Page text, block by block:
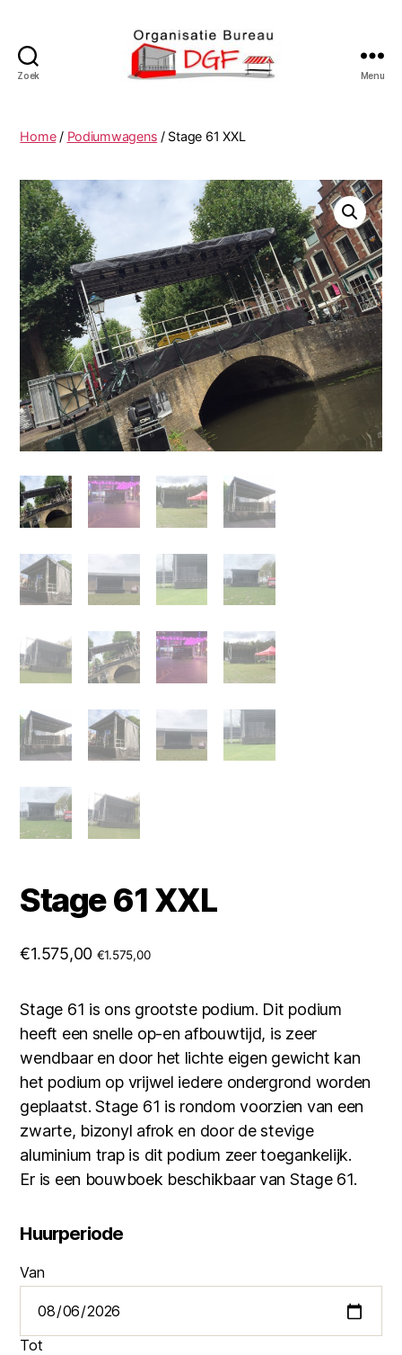
Zoek Menu
Home/ Podiumwagens / Stage 61 XXL
Stage 61 XXL
€1.575,00 €1.575,00
Stage 61 is ons grootste podium. Dit podium
heeft een snelle op-en afbouwtijd, is zeer
wendbaar en door het lichte eigen gewicht kan
het podium op vrijwel iedere ondergrond worden
geplaatst. Stage 61 is rondom voorzien van een
zwarte, bizonyl afrok en door de stevige
aluminium trap is dit podium zeer toegankelijk.
Er is een bouwboek beschikbaar van Stage 61.
Huurperiode
Van
Tot